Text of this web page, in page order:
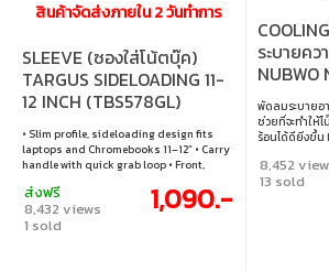
สินค้าจัดส่งภายใน 2 วันทำการ
SLEEVE (ซองใส่โน้ตบุ๊ค)
TARGUS SIDELOADING 11-
12 INCH (TBS578GL)
• Slim profile, sideloading design fits
laptops and Chromebooks 11–12” • Carry
handle with quick grab loop • Front,
ส่งฟรี
8,432 views
1 sold
1,090.-
ระบายค
NUBWO
พัดลมระบายอ
ช่วยที่จะทำให้
ร้อนได้ดียิ่งขึ้น
ใบพัดขนาดใ
ความเร็วการ
8,452
13 sold